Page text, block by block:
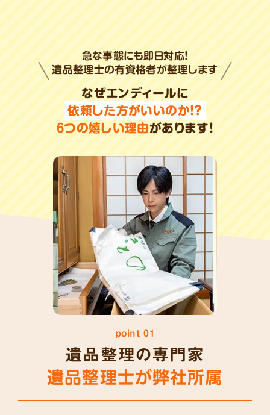
なぜエンディールに
依頼した方がいいのか!?
6つの嬉しい理由があります!
急な事態にも即日対応!
遺品整理士の有資格者が整理します
point 01
遺品整理の専門家
遺品整理士が弊社所属